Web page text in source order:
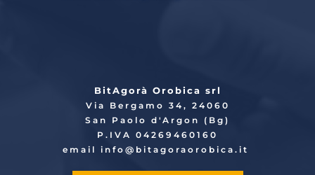
BitAgorà Orobica srl
Via Bergamo 34, 24060
San Paolo d'Argon (Bg)
P.IVA 04269460160
email info @bitagoraorobica.it